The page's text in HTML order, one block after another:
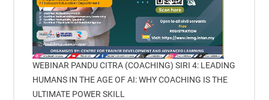
WEBINAR PANDU CITRA (COACHING) SIRI 4: LEADING
HUMANS IN THE AGE OF AI: WHY COACHING IS THE
ULTIMATE POWER SKILL